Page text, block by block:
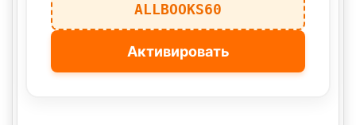
ALLBOOKS60
Активировать